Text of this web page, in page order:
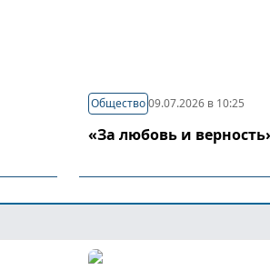
Общество 09.07.2026 в 10:25
«За любовь и